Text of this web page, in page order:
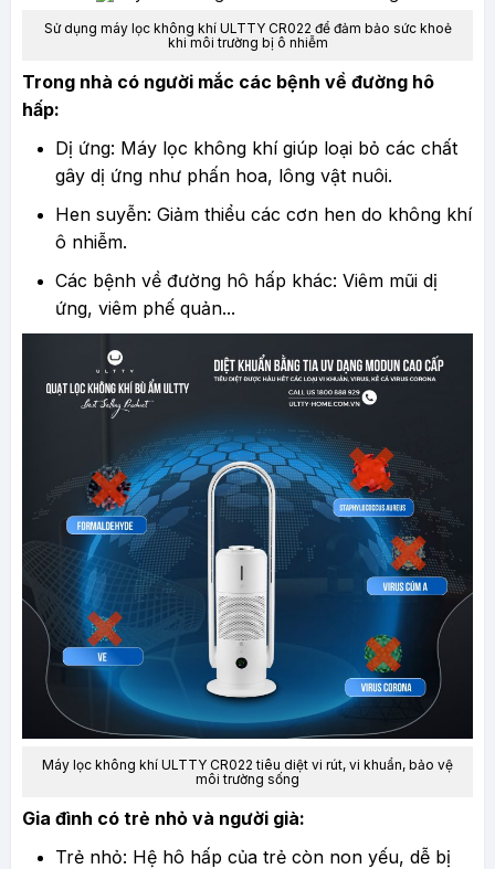
Sử dụng máy lọc không khí ULTTY CR022 để đảm bảo sức khoẻ
khi môi trường bị ô nhiễm
Trong nhà có người mắc các bệnh về đường hô
hấp:
Dị ứng: Máy lọc không khí giúp loại bỏ các chất
gây dị ứng như phấn hoa, lông vật nuôi.
Hen suyễn: Giảm thiểu các cơn hen do không khí
ô nhiễm.
Các bệnh về đường hô hấp khác: Viêm mũi dị
ứng, viêm phế quản...
Máy lọc không khí ULTTY CR022 tiêu diệt vi rút, vi khuẩn, bảo vệ
môi trường sống
Gia đình có trẻ nhỏ và người già:
Trẻ nhỏ: Hệ hô hấp của trẻ còn non yếu, dễ bị